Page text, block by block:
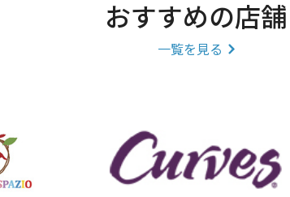
おすすめの店舗
一覧を見る